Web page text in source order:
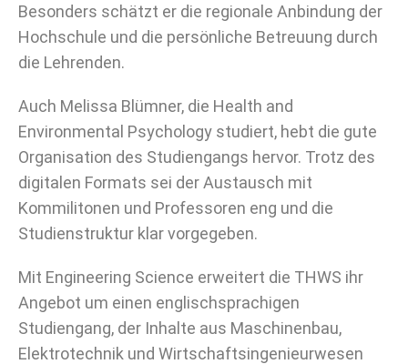
Besonders schätzt er die regionale Anbindung der
Hochschule und die persönliche Betreuung durch
die Lehrenden.
Auch Melissa Blümner, die Health and
Environmental Psychology studiert, hebt die gute
Organisation des Studiengangs hervor. Trotz des
digitalen Formats sei der Austausch mit
Kommilitonen und Professoren eng und die
Studienstruktur klar vorgegeben.
Mit Engineering Science erweitert die THWS ihr
Angebot um einen englischsprachigen
Studiengang, der Inhalte aus Maschinenbau,
Elektrotechnik und Wirtschaftsingenieurwesen